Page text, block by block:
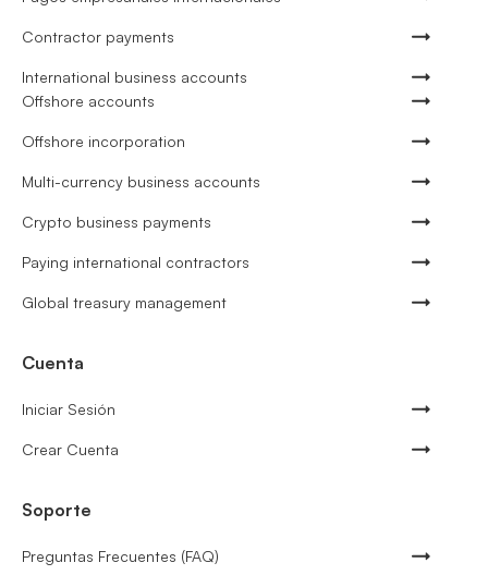
Contractor payments
International business accounts
Offshore accounts
Offshore incorporation
Multi-currency business accounts
Crypto business payments
Paying international contractors
Global treasury management
Cuenta
Iniciar Sesión
Crear Cuenta
Soporte
Preguntas Frecuentes (FAQ)